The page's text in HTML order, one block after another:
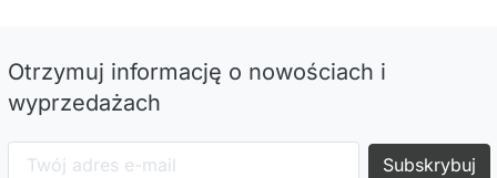
Otrzymuj informację o nowościach i
wyprzedażach